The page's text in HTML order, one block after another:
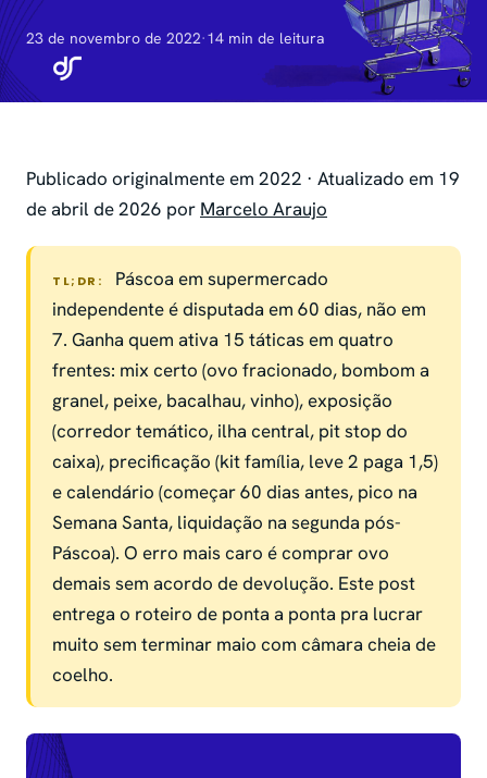
23 de novembro de 2022·14 min de leitura
Publicado originalmente em 2022 · Atualizado em 19
de abril de 2026 por Marcelo Araujo
TL;DR:
Páscoa em supermercado
independente é disputada em 60 dias, não em
7. Ganha quem ativa 15 táticas em quatro
frentes: mix certo (ovo fracionado, bombom a
granel, peixe, bacalhau, vinho), exposição
(corredor temático, ilha central, pit stop do
caixa), precificação (kit família, leve 2 paga 1,5)
e calendário (começar 60 dias antes, pico na
Semana Santa, liquidação na segunda pós-
Páscoa). O erro mais caro é comprar ovo
demais sem acordo de devolução. Este post
entrega o roteiro de ponta a ponta pra lucrar
muito sem terminar maio com câmara cheia de
coelho.